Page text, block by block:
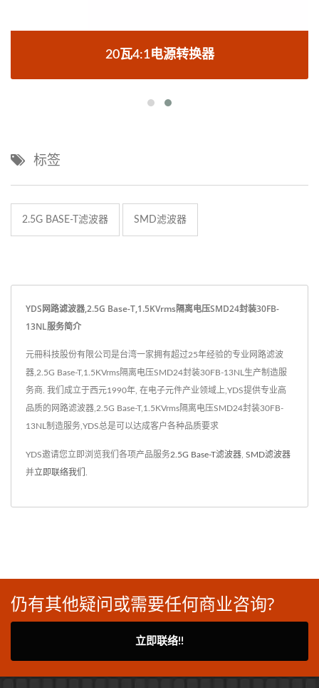
20瓦4:1电源转换器
标签
2.5G BASE-T滤波器 SMD滤波器
YDS网路滤波器,2.5G Base-T,1.5KVrms隔离电压SMD24封装30FB-
13NL服务简介
元冊科技股份有限公司是台湾一家拥有超过25年经验的专业网路滤波
器,2.5G Base-T,1.5KVrms隔离电压SMD24封装30FB-13NL生产制造服
务商. 我们成立于西元1990年, 在电子元件产业领域上,YDS提供专业高
品质的网路滤波器,2.5G Base-T,1.5KVrms隔离电压SMD24封装30FB-
13NL制造服务,YDS总是可以达成客户各种品质要求
YDS邀请您立即浏览我们各项产品服务2.5G Base-T滤波器 SMD滤波器
并立即联络我们
仍有其他疑问或需要任何商业咨询?
立即联络!!